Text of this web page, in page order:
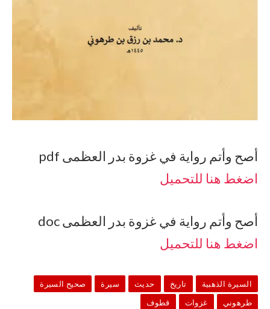
أصح وأتم رواية في غزوة بدر العظمى pdf
اضغط هنا للتحميل
أصح وأتم رواية في غزوة بدر العظمى doc
اضغط هنا للتحميل
السيرة الذهبية تاريخ حديث سيرة
صحيح السيرة
طرهوني
غزوات قطوف